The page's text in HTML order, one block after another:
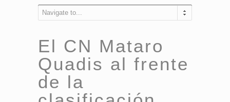
Navigate to...
El CN Mataro
Quadis al frente
de la